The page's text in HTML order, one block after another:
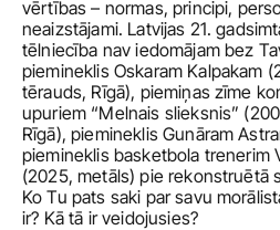
vērtības – normas, principi,
neaizstājami. Latvijas 21.
tēlniecība nav iedomājam bez
piemineklis Oskaram Kalpakam
tērauds, Rīgā), piemiņas zīme
upuriem “Melnais slieksnis”
Rīgā), piemineklis Gunāram
piemineklis basketbola trenerim
(2025, metāls) pie rekonstruētā
Ko Tu pats saki par savu
ir? Kā tā ir veidojusies?